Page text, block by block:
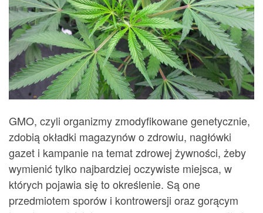
GMO, czyli organizmy zmodyfikowane genetycznie,
zdobią okładki magazynów o zdrowiu, nagłówki
gazet i kampanie na temat zdrowej żywności, żeby
wymienić tylko najbardziej oczywiste miejsca, w
których pojawia się to określenie. Są one
przedmiotem sporów i kontrowersji oraz gorącym